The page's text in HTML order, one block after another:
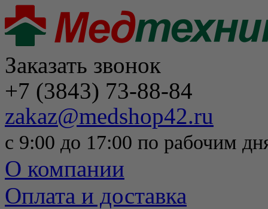
Заказать звонок
+7 (3843) 73-88-84
zakaz@medshop42.ru
с 9:00 до 17:00 по рабочим
О компании
Оплата и доставка